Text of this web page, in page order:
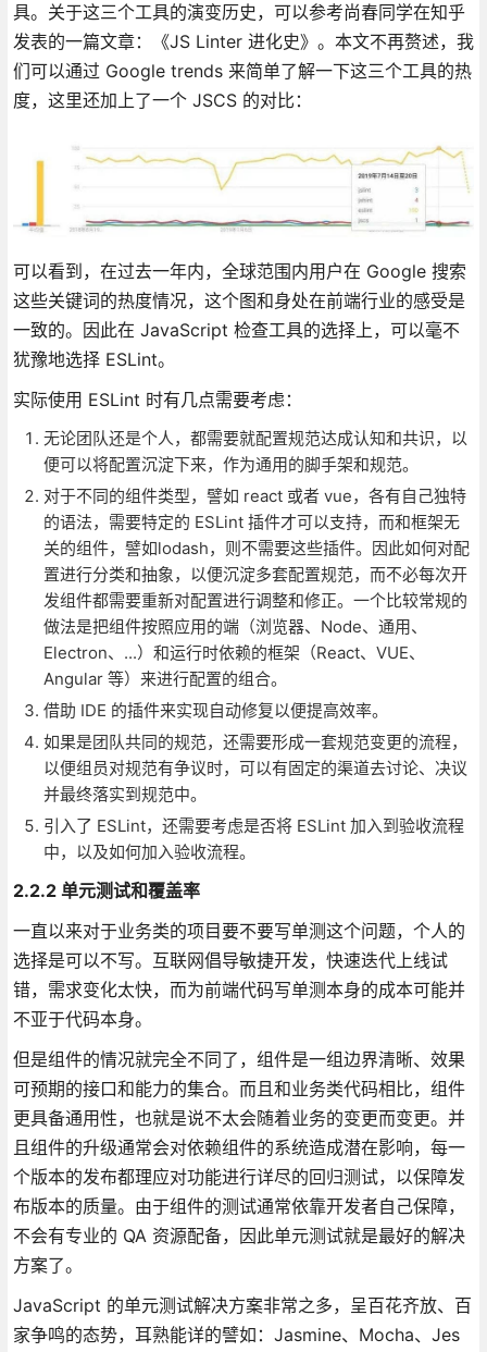
具。关于这三个工具的演变历史，可以参考尚春同学在知乎
发表的一篇文章：《JS Linter 进化史》。本文不再赘述，我
们可以通过 Google trends 来简单了解一下这三个工具的热
度，这里还加上了一个 JSCS 的对比：
可以看到，在过去一年内，全球范围内用户在 Google 搜索
这些关键词的热度情况，这个图和身处在前端行业的感受是
一致的。因此在 JavaScript 检查工具的选择上，可以毫不
犹豫地选择 ESLint。
实际使用 ESLint 时有几点需要考虑：
无论团队还是个人，都需要就配置规范达成认知和共识，以
便可以将配置沉淀下来，作为通用的脚手架和规范。
对于不同的组件类型，譬如 react 或者 vue，各有自己独特
的语法，需要特定的 ESLint 插件才可以支持，而和框架无
关的组件，譬如lodash，则不需要这些插件。因此如何对配
置进行分类和抽象，以便沉淀多套配置规范，而不必每次开
发组件都需要重新对配置进行调整和修正。一个比较常规的
做法是把组件按照应用的端（浏览器、Node、通用、
Electron、...）和运行时依赖的框架（React、VUE、
Angular 等）来进行配置的组合。
借助 IDE 的插件来实现自动修复以便提高效率。
如果是团队共同的规范，还需要形成一套规范变更的流程，
以便组员对规范有争议时，可以有固定的渠道去讨论、决议
并最终落实到规范中。
引入了 ESLint，还需要考虑是否将 ESLint 加入到验收流程
中，以及如何加入验收流程。
2.2.2 单元测试和覆盖率
一直以来对于业务类的项目要不要写单测这个问题，个人的
选择是可以不写。互联网倡导敏捷开发，快速迭代上线试
错，需求变化太快，而为前端代码写单测本身的成本可能并
不亚于代码本身。
但是组件的情况就完全不同了，组件是一组边界清晰、效果
可预期的接口和能力的集合。而且和业务类代码相比，组件
更具备通用性，也就是说不太会随着业务的变更而变更。并
且组件的升级通常会对依赖组件的系统造成潜在影响，每一
个版本的发布都理应对功能进行详尽的回归测试，以保障发
布版本的质量。由于组件的测试通常依靠开发者自己保障，
不会有专业的 QA 资源配备，因此单元测试就是最好的解决
方案了。
JavaScript 的单元测试解决方案非常之多，呈百花齐放、百
家争鸣的态势，耳熟能详的譬如：Jasmine、Mocha、Jes